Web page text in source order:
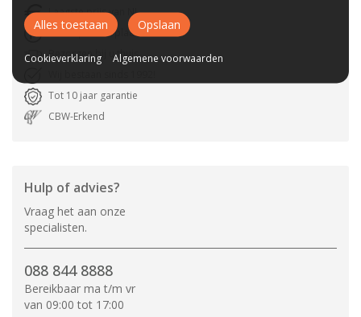
Laagste prijs van NL
Gratis parkeerplaats
Bezorgen bij u thuis
Tot 10 jaar garantie
CBW-Erkend
Hulp of advies?
Vraag het aan onze
specialisten.
088 844 8888
Bereikbaar ma t/m vr
van 09:00 tot 17:00
Alles toestaan Opslaan
Cookieverklaring Algemene voorwaarden